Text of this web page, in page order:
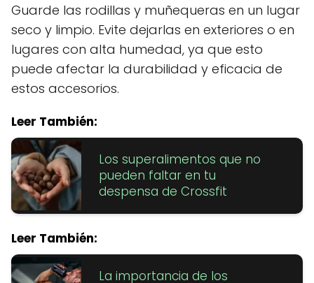
Guarde las rodillas y muñequeras en un lugar
seco y limpio. Evite dejarlas en exteriores o en
lugares con alta humedad, ya que esto
puede afectar la durabilidad y eficacia de
estos accesorios.
Leer También:
Los superalimentos que no
pueden faltar en tu
despensa de Crossfit
Leer También:
La importancia de los